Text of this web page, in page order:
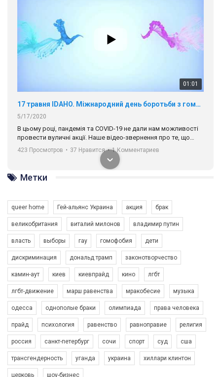
01:01
17 травня IDAHO. Міжнародний день боротьби з гомофобією трансфобією і біфобія.
5/17/2020
В цьому році, пандемія та COVІD-19 не дали нам можливості
провести вуличні акції. Наше відео-звернення про те, що
навіть коли ми у різних містах та не можемо зустрінеться, ми
разом. Ми закликаємо всіх хто поділяє цінності рівності та
солідарності, приєднатися до нас. Регіональні підрозділи
ГАУ є в 16 областях України.
Разом наш голос лунає гучніше!
423 Просмотров • 37 Нравится • 1 Комментариев
Зупинимо насильство проти ЛГБТ в Україні! Stop violence against LGBT in Ukraine!
6/30/2017
Емоційний та вражаючий промо-ролік на конкурс PACT, який
представляє програму "Гей-альянс Україна" з протидії
насильству проти ЛГБТ в Україні.
Ми просимо вашої підтримки, щоб реалізувати нашу
програму з боротьби з насильством проти ЛГБТ в Україні.
1.9K Просмотров • 226 Нравится • 5 Комментариев
Метки
queer home Гей-альянс Украина акция брак
великобритания виталий милонов владимир путин
власть выборы гау гомофобия дети
дискриминация дональд трамп законотворчество
камин-аут киев киевпрайд кино лгбт
лгбт-движение марш равенства мракобесие музыка
одесса однополые браки олимпиада права человека
прайд психология равенство равноправие религия
россия санкт-петербург сочи спорт суд сша
трансгендерность уганда украина хиллари клинтон
церковь шоу-бизнес